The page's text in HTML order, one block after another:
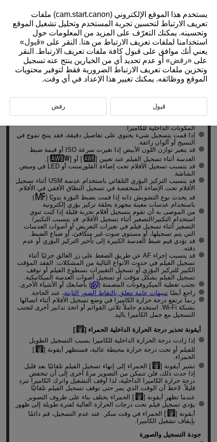
D101-110
الاحتياطات العامة لتسجيل الأفلام
احتياطات خاصة بتسجيل الأفلام
لا توجه الكاميرا باتجاه مصادر الإضاءة القوية، مثل ضوء الشمس أو
المكونات الداخلية للكاميرا.
إذا قمت بتسجيل شيء يحتوي على تفاصيل دقيقة، فقد ينتج تموج في
النسيج أو ألوان زائفة.
قد يتغير توازن اللون الأبيض إذا تغيرت سرعة ISO أو قيمة ضبط
العدسة أثناء تسجيل الفيلم عند تعيين [
] أو [
].
قد يتسبب تسجيل الأفلام تحت إضاءة الفلورسنت أو LED في وميض
الشاشة.
قد يتسبب التركيز البؤري التلقائي باستخدام عدسة USM أثناء تسجيل
الأفلام تحت الإضاءة المنخفضة في تسجيل النطاق الأفقي في الأفلام.
قد يحدث نوع التشويش ذاته إذا قمت بضبط البؤرة يدويًا (
)
باستخدام عدسات معينة مجهزة بحلقة تركيز بؤري إلكترونية.
من الموصى به أن تقوم بتسجيل أفلام تجربة قليلة إذا كنت تنوي
استخدام التكبير/التصغير أثناء تسجيل الأفلام. قد يتسبب التكبير/
التصغير أثناء تسجيل فيلم في تغيرات التعريض أو أصوات العدسات
التي يتم تسجيلها، أو مستوى صوت غير متكافئ، أو ضياع الضبط.
قد تؤدي قيم ضبط العدسة الكبيرة إلى تأخير التركيز البؤري أو عدم
دقته.
قد يتسبب إجراء AF عن طريق الضغط على زر الغالق جزئيًا أثناء
تسجيل الفيلم في حدوث الأنواع التالية من المشكلات: الفقد المؤقت
الكبير للتركيز البؤري أو تسجيل التغييرات بسطوع الفيلم أو توقف
تسجيل الفيلم بشكل مؤقت أو تسجيل أصوات العدسة الميكانيكية.
تجنب تغطية الميكروفونات المضمنة (
) بأصابعك أو الأشياء الأخرى.
راجع أيضًا تنبيهات عامة تتعلق بالتقاط الصور الثابتة، عند الحاجة.
ربما ترتفع درجة حرارة الكاميرا في وضع تسجيل الأفلام أثناء اتصالها
بشبكة Wi-Fi. استخدم حاملاً ثلاثي القوائم أو اتخذ تدابير أخرى لتجنب
التسجيل مع حمل الكاميرا باليد.
أيقونة تحذير درجة الحرارة الداخلية الحمراء [
]
إذا زادت درجة الحرارة الداخلية للكاميرا بسبب التسجيل الطويل
للفيلم أو تحت درجة حرارة محيطة عالية، فستظهر أيقونة [
]
الحمراء.
تشير أيقونة [
] الحمراء إلى إنهاء تسجيل الفيلم تلقائيًا بعد قليل.
إذا حدث ذلك، فلن تتمكن من التصوير مرةً أخرى إلى أن تنخفض
درجة حرارة الكاميرا الداخلية، لذا أوقف التشغيل واترك الكاميرا تبرد
قليلاً. لاحظ أن الوقت الذي يمر حتى توقف تسجيل الفيلم تلقائيًا
عندما تظهر أيقونة [
] الحمراء يختلف بناء على ظروف التصوير.
يؤدي تسجيل فيلم تحت درجات الحرارة العالية لفترة طويلة إلى ظهور
أيقونة [
] الحمراء في وقت مبكر. عند عدم التسجيل، قم دائمًا
بإيقاف تشغيل الكاميرا.
جودة التسجيل والصورة
يستخدم هذا الموقع الإلكتروني (cam.start.canon) ملفات
تعريف الارتباط لتحسين تجربة المستخدم وتحليل تشغيل الموقع
وتحسينه. يمكنك التعرّف على المزيد من المعلومات حول
استخدامنا لملفات تعريف الارتباط من هنا. النقر على «قبول»
يعني أنك موافق على قبول كافة ملفات تعريف الارتباط. النقر
على «رفض» أو عدم تحديد أي من الخيارين ينتج عنه تسجيل
وتخزين ملفات تعريف الارتباط الضرورية فقط لتوفير محتويات
الموقع ووظائفه. يمكنك تغيير هذا الإعداد في أي وقت.
قبول رفض